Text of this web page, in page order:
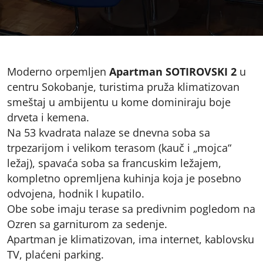
Moderno orpemljen Apartman SOTIROVSKI 2 u
centru Sokobanje, turistima pruža klimatizovan
smeštaj u ambijentu u kome dominiraju boje
drveta i kemena.
Na 53 kvadrata nalaze se dnevna soba sa
trpezarijom i velikom terasom (kauč i „mojca“
ležaj), spavaća soba sa francuskim ležajem,
kompletno opremljena kuhinja koja je posebno
odvojena, hodnik I kupatilo.
Obe sobe imaju terase sa predivnim pogledom na
Ozren sa garniturom za sedenje.
Apartman je klimatizovan, ima internet, kablovsku
TV, plaćeni parking.